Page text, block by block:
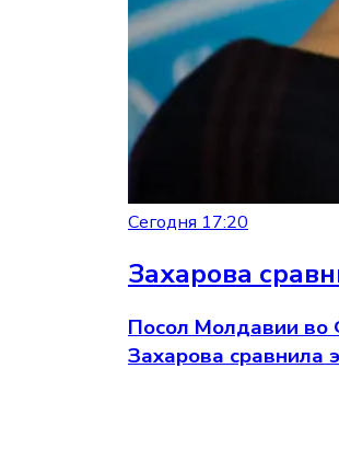
Сегодня 17:20
Захарова
Посол Молдавии во
Захарова